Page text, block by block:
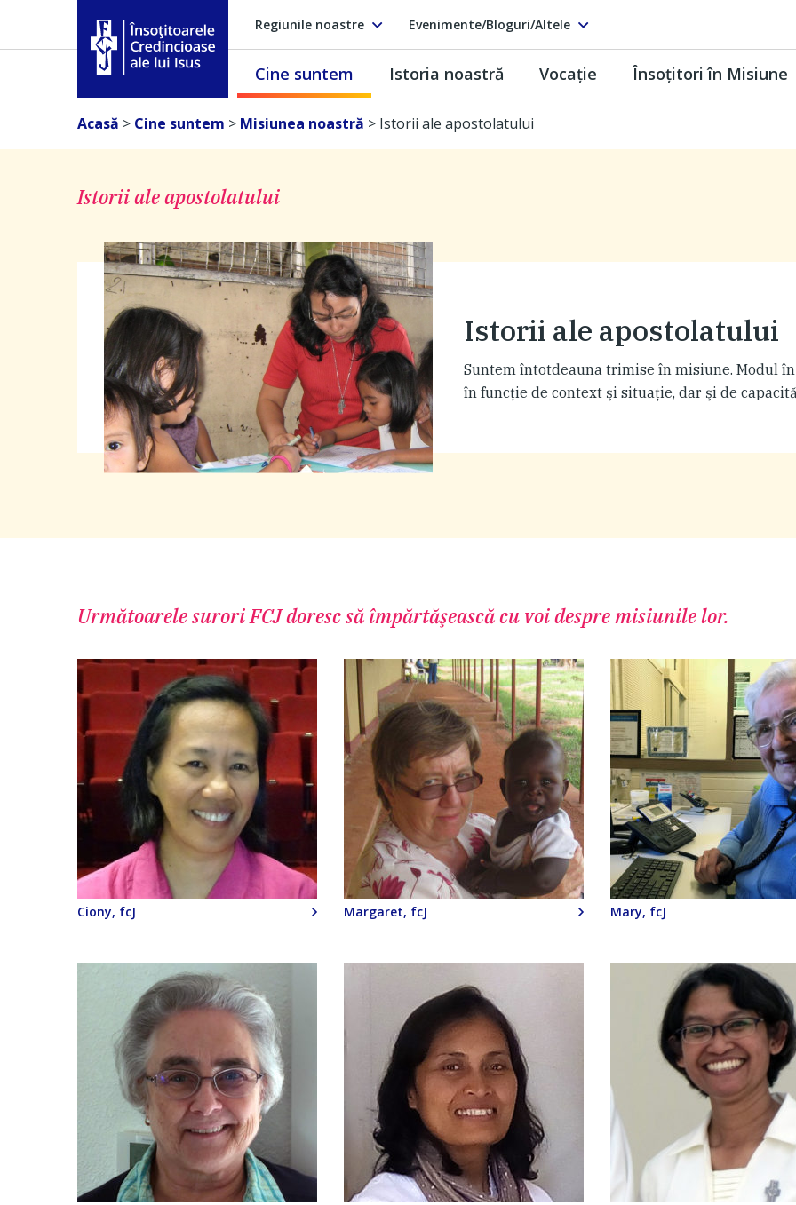
Regiunile noastre Evenimente/Bloguri/Altele
Însoţitoarele Credincioase ale lui Isus
Cine suntem Istoria noastră Vocaţie Însoţitori în Misiune
Acasă > Cine suntem > Misiunea noastră > Istorii ale apostolatului
Istorii ale apostolatului
Istorii ale apostolatului
Suntem întotdeauna trimise în misiune. Modul
în funcţie de context şi situaţie, dar şi de
Următoarele surori FCJ doresc să împărtăşească cu voi despre misiunile lor.
Ciony, fcJ Margaret, fcJ Mary, fcJ